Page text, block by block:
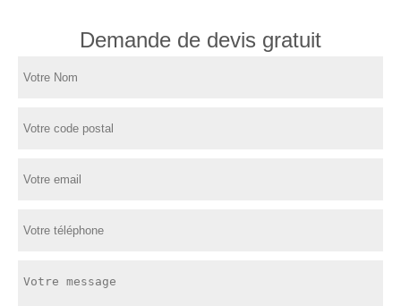
Demande de devis gratuit